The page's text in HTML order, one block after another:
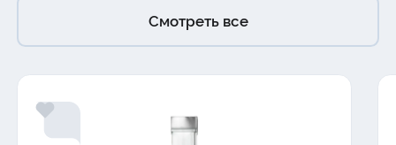
Смотреть все